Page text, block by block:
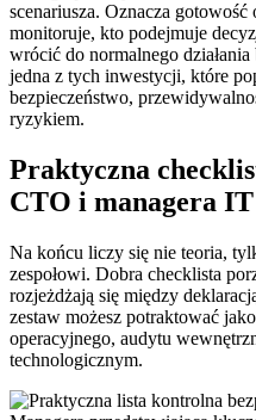
scenariusza. Oznacza
monitoruje, kto podejmuje
wrócić do normalnego
jedna z tych inwestycji, które
bezpieczeństwo,
ryzykiem.
Praktyczna
CTO i managera IT
Na końcu liczy się nie teoria,
zespołowi. Dobra checklista
rozjeżdżają się między
zestaw możesz potraktować
operacyjnego, audytu
technologicznym.